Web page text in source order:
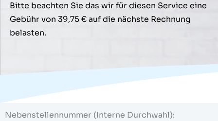
Bitte beachten Sie das wir für diesen Service eine
Gebühr von 39,75 € auf die nächste Rechnung
belasten.
Nebenstellennummer (Interne Durchwahl):